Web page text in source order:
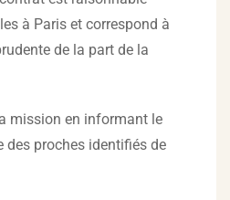
à Paris et correspond à
de la part de la
en informant le
des proches identifiés de